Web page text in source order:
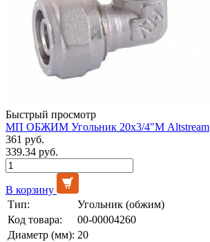
Быстрый просмотр
МП ОБЖИМ Угольник 20х3/4"М Altstream
361 руб.
339.34 руб.
В корзину
Тип:
Угольник (обжим)
Код товара:
00-00004260
Диаметр (мм): 20